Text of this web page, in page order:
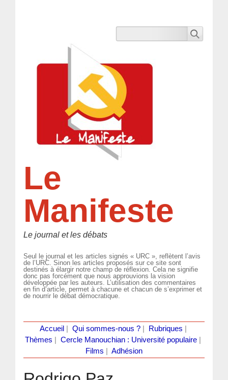
Le
Manifeste
Le journal et les débats
Seul le journal et les articles signés « URC », reflètent l’avis
de l’URC. Sinon les articles proposés sur ce site sont
destinés à élargir notre champ de réflexion. Cela ne signifie
donc pas forcément que nous approuvions la vision
développée par les auteurs. L’utilisation des commentaires
en fin d’article, permet à chacune et chacun de s’exprimer et
de nourrir le débat démocratique.
Accueil Qui sommes-nous ?| Rubriques
Thèmes
Cercle Manouchian : Université populaire
Films
Adhésion